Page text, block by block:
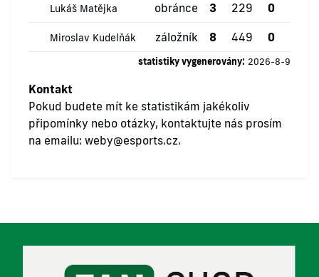
Lukáš Matějka obránce 3 229 0
Miroslav Kudelňák záložník 8 449 0
statistiky vygenerovány: 2026-8-9
Kontakt
Pokud budete mít ke statistikám jakékoliv
připomínky nebo otázky, kontaktujte nás prosím
na emailu: weby@esports.cz.